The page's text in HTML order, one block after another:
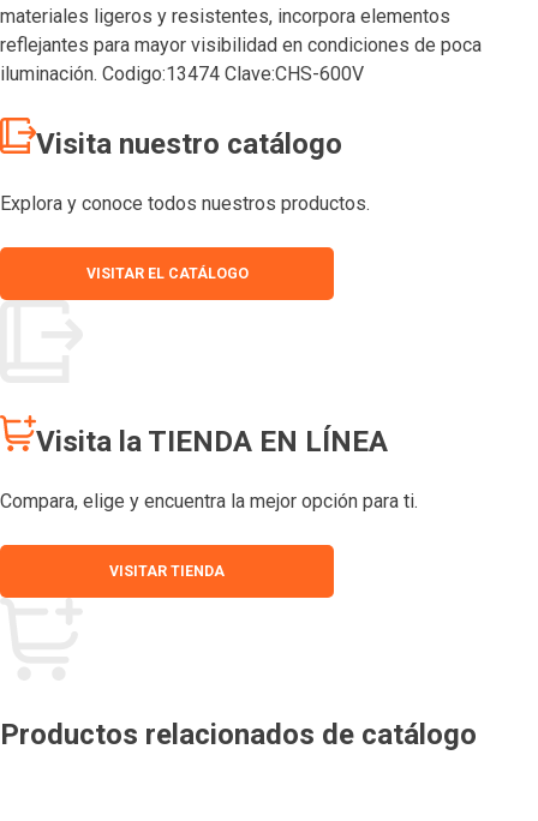
materiales ligeros y resistentes, incorpora elementos
reflejantes para mayor visibilidad en condiciones de poca
iluminación. Codigo:13474 Clave:CHS-600V
Visita nuestro catálogo
Explora y conoce todos nuestros productos.
VISITAR EL CATÁLOGO
Visita la TIENDA EN LÍNEA
Compara, elige y encuentra la mejor opción para ti.
VISITAR TIENDA
Productos relacionados de catálogo